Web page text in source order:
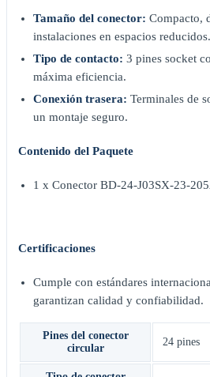
Tamaño del conector: Compacto,
instalaciones en espacios reducidos.
Tipo de contacto: 3 pines socket
máxima eficiencia.
Conexión trasera: Terminales de
un montaje seguro.
Contenido del Paquete
1 x Conector BD-24-J03SX-23-
Certificaciones
Cumple con estándares
garantizan calidad y confiabilidad.
Pines del conector
circular
24 pines